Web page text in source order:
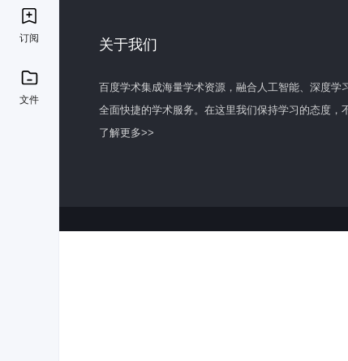
订阅
文件
关于我们
百度学术集成海量学术资源，融合人工智能、深度
全面快捷的学术服务。在这里我们保持学习的态度，
了解更多>>